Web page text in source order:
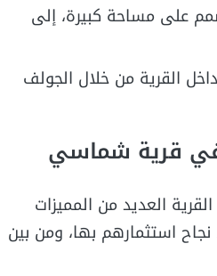
على مساحة كبيرة، إلى
القرية من خلال الجولف
في قرية شماسي
العديد من المميزات
استثمارهم بها، ومن بين